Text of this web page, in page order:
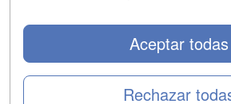
Rechazar
Aceptar todas